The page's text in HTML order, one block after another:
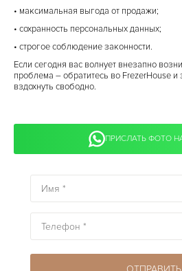
• максимальная выгода от продажи;
• сохранность персональных данных;
• строгое соблюдение законности.
Если сегодня вас волнует внезапно
проблема – обратитесь во FrezerHouse и
вздохнуть свободно.
ПРИСЛАТЬ ФОТО